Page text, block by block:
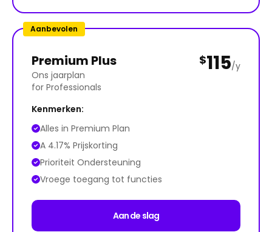
Aanbevolen
Premium Plus
Ons jaarplan
for Professionals
$115/y
Kenmerken:
Alles in Premium Plan
A 4.17% Prijskorting
Prioriteit Ondersteuning
Vroege toegang tot functies
Aan de slag